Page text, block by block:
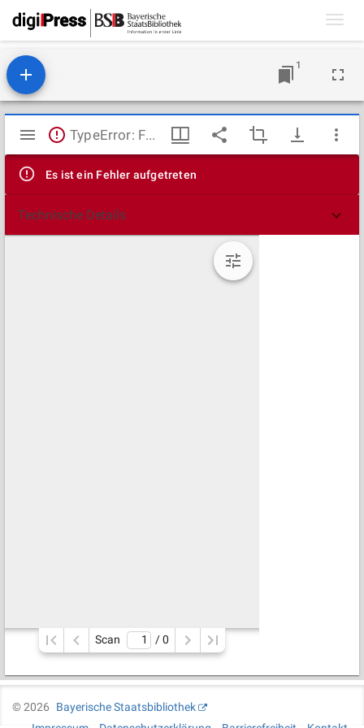
1
Mirador
Viewer
TypeError: Failed to fetch
Es ist ein Fehler aufgetreten
Technische Details
Scan / 0
©2026
Bayerische Staatsbibliothek